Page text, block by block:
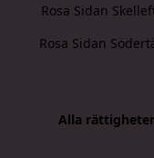
Rosa Sidan
Rosa Sidan
Alla